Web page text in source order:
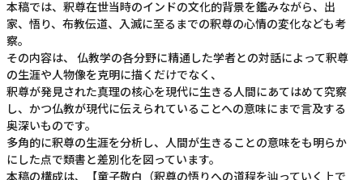
本稿では、釈尊在世当時のインドの文化的背景を鑑みながら、出
家、悟り、布教伝道、入滅に至るまでの釈尊の心情の変化なども考
察。
その内容は、 仏教学の各分野に精通した学者との対話によって釈尊
の生涯や人物像を克明に描くだけでなく、
釈尊が発見された真理の核心を現代に生きる人間にあてはめて究察
し、かつ仏教が現代に伝えられていることへの意味にまで言及する
奥深いものです。
多角的に釈尊の生涯を分析し、人間が生きることの意味をも明らか
にした点で類書と差別化を図っています。
本稿の構成は、【童子敬白（釈尊の悟りへの道程を辿っていく上で